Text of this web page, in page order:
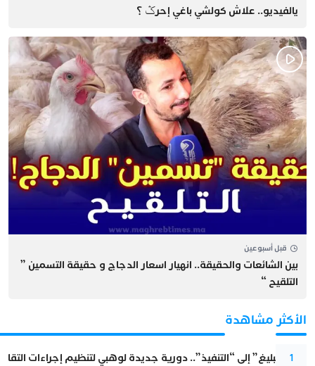
يالفيديو.. علاش كولشي باغي إحرݣ ؟
قبل أسبوعين
بين الشائعات والحقيقة.. انهيار اسعار الدجاج و حقيقة التسمين ”
التلقيح “
الأكثر مشاهدة
1
من “التبليغ” إلى “التنفيذ”.. دورية جديدة لوهبي لتنظيم إجراءات